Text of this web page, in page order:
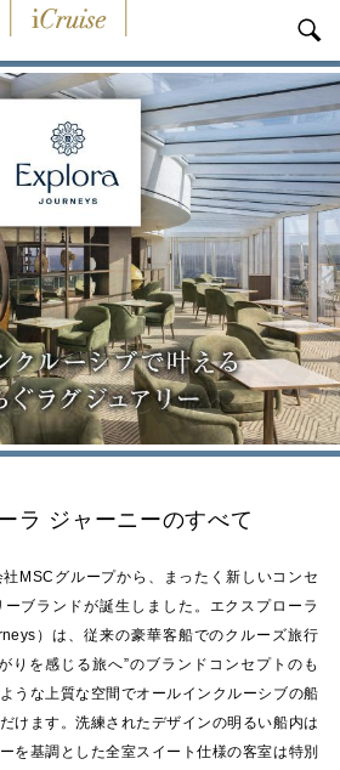
ラ ジャーニーのすべて
MSCグループから、まったく新しいコンセ
ブランドが誕生しました。エクスプローラ
）は、従来の豪華客船でのクルーズ旅行
りを感じる旅へ”のブランドコンセプトのも
うな上質な空間でオールインクルーシブの船
けます。洗練されたデザインの明るい船内は
を基調とした全室スイート仕様の客室は特別